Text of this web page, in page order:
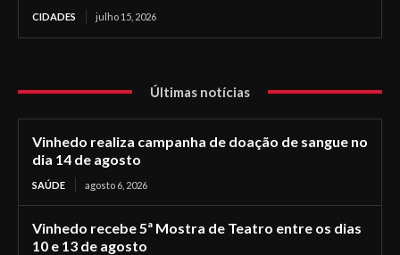
CIDADES julho 15, 2026
Últimas notícias
Vinhedo realiza campanha de doação de sangue no
dia 14 de agosto
SAÚDE agosto 6, 2026
Vinhedo recebe 5ª Mostra de Teatro entre os dias
10 e 13 de agosto